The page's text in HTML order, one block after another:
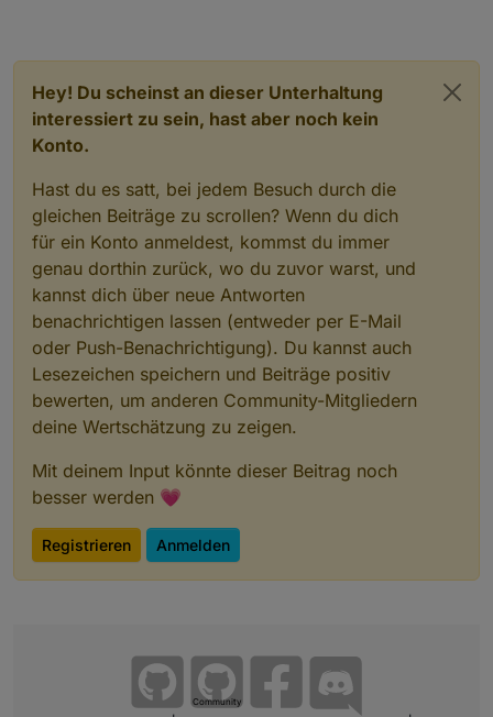
Hey! Du scheinst an dieser Unterhaltung
interessiert zu sein, hast aber noch kein
Konto.
Hast du es satt, bei jedem Besuch durch die
gleichen Beiträge zu scrollen? Wenn du dich
für ein Konto anmeldest, kommst du immer
genau dorthin zurück, wo du zuvor warst, und
kannst dich über neue Antworten
benachrichtigen lassen (entweder per E-Mail
oder Push-Benachrichtigung). Du kannst auch
Lesezeichen speichern und Beiträge positiv
bewerten, um anderen Community-Mitgliedern
deine Wertschätzung zu zeigen.
Mit deinem Input könnte dieser Beitrag noch
besser werden 💗
Registrieren Anmelden
Community